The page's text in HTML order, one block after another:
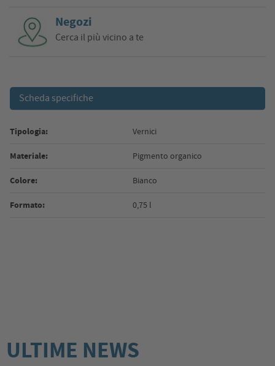
Negozi
Cerca il più vicino a te
Scheda specifiche
Tipologia: Vernici
Materiale: Pigmento organico
Colore: Bianco
Formato: 0,75 l
ULTIME NEWS